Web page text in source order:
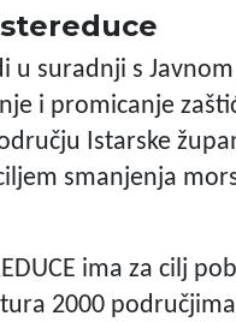
u suradnji s
i promicanje
Istarske
smanjenja
ima za cilj
2000